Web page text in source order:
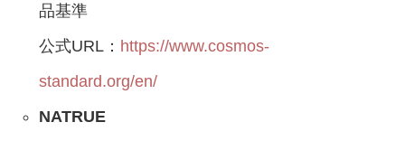
品基準
公式URL： https://www.cosmos-
standard.org/en/
NATRUE